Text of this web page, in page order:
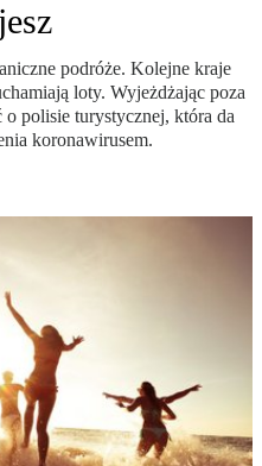
podróże. Kolejne kraje
loty. Wyjeżdżając poza
polisie turystycznej, która da
koronawirusem.